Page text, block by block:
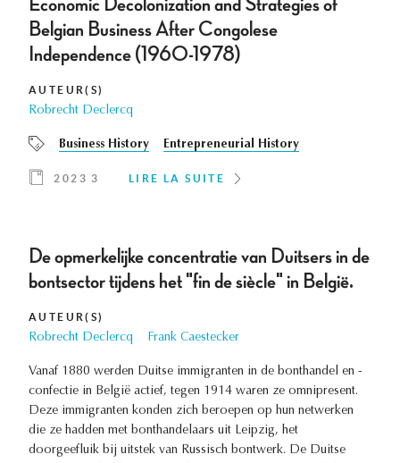
Economic Decolonization and Strategies of
Belgian Business After Congolese
Independence (1960-1978)
AUTEUR(S)
Robrecht Declercq
Business History Entrepreneurial History
2023 3 LIRE LA SUITE
De opmerkelijke concentratie van Duitsers in de
bontsector tijdens het "fin de siècle" in België.
AUTEUR(S)
Robrecht Declercq Frank Caestecker
Vanaf 1880 werden Duitse immigranten in de bonthandel en -
confectie in België actief, tegen 1914 waren ze omnipresent.
Deze immigranten konden zich beroepen op hun netwerken
die ze hadden met bonthandelaars uit Leipzig, het
doorgeefluik bij uitstek van Russisch bontwerk. De Duitse